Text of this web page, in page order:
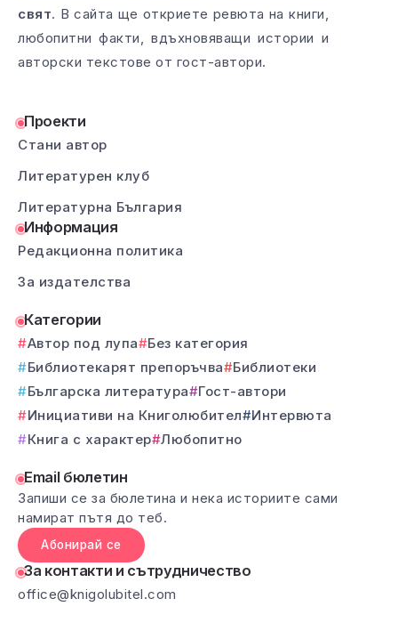
свят. В сайта ще откриете ревюта на книги,
любопитни факти, вдъхновяващи истории и
авторски текстове от гост-автори.
Проекти
Стани автор
Литературен клуб
Литературна България
Информация
Редакционна политика
За издателства
Категории
Автор под лупа
Без категория
Библиотекарят препоръчва
Библиотеки
Българска литература
Гост-автори
Инициативи на Книголюбител
Интервюта
Книга с характер Любопитно
Email бюлетин
Запиши се за бюлетина и нека историите сами
намират пътя до теб.
Абонирай се
За контакти и сътрудничество
office@knigolubitel.com